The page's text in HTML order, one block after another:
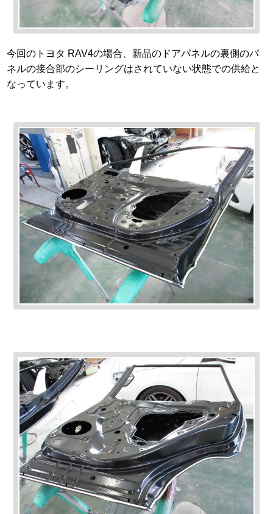
今回のトヨタ RAV4の場合、新品のドアパネルの裏側のパ
ネルの接合部のシーリングはされていない状態での供給と
なっています。